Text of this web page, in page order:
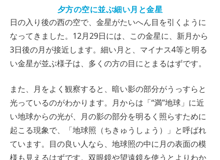
夕方の空に並ぶ細い月と金星
日の入り後の西の空で、金星がたいへん目を引くように
なってきました。12月29日には、この金星に、新月から
3日後の月が接近します。細い月と、マイナス4等と明る
い金星が並ぶ様子は、多くの方の目にとまるはずです。
また、月をよく観察すると、暗い影の部分がうっすらと
光っているのがわかります。月からは「“満”地球」に近
い地球からの光が、月の影の部分を明るく照らすために
起こる現象で、「地球照（ちきゅうしょう）」と呼ばれ
ています。目の良い人なら、地球照の中に月の表面の模
様も見えるはずです。双眼鏡や望遠鏡を使うとよりわか